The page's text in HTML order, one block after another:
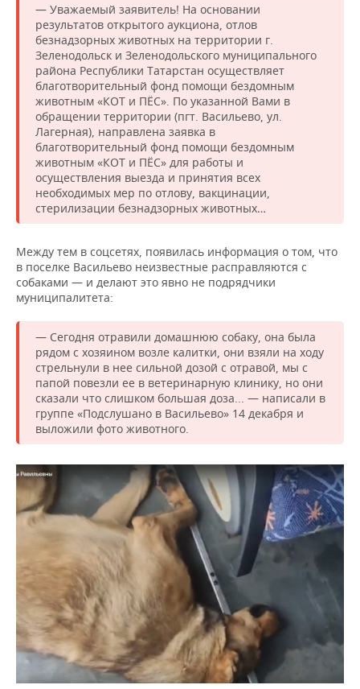
— Уважаемый заявитель! На основании
результатов открытого аукциона, отлов
безнадзорных животных на территории г.
Зеленодольск и Зеленодольского муниципального
района Республики Татарстан осуществляет
благотворительный фонд помощи бездомным
животным «КОТ и ПЁС». По указанной Вами в
обращении территории (пгт. Васильево, ул.
Лагерная), направлена заявка в
благотворительный фонд помощи бездомным
животным «КОТ и ПЁС» для работы и
осуществления выезда и принятия всех
необходимых мер по отлову, вакцинации,
стерилизации безнадзорных животных…
Между тем в соцсетях, появилась информация о том, что
в поселке Васильево неизвестные расправляются с
собаками — и делают это явно не подрядчики
муниципалитета:
— Сегодня отравили домашнюю собаку, она была
рядом с хозяином возле калитки, они взяли на ходу
стрельнули в нее сильной дозой с отравой, мы с
папой повезли ее в ветеринарную клинику, но они
сказали что слишком большая доза... — написали в
группе «Подслушано в Васильево» 14 декабря и
выложили фото животного.